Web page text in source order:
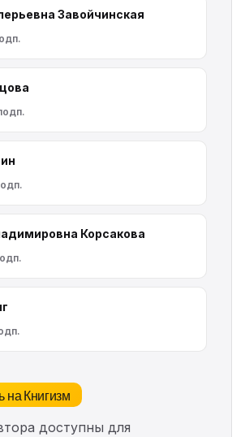
Завойчинская
Корсакова
на Книгизм
доступны для